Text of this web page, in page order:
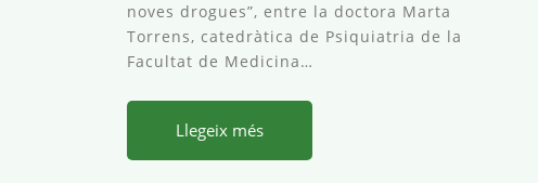
noves drogues”, entre la doctora Marta
Torrens, catedràtica de Psiquiatria de la
Facultat de Medicina…
Llegeix més